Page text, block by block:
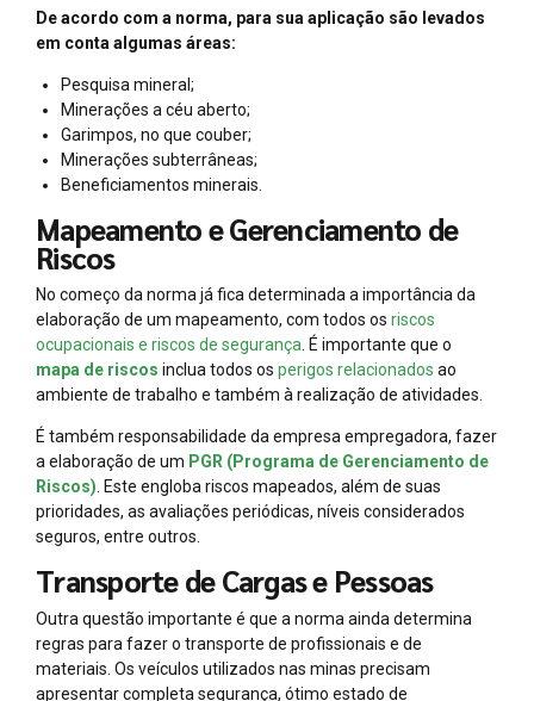
De acordo com a norma, para sua aplicação são levados
em conta algumas áreas:
Pesquisa mineral;
Minerações a céu aberto;
Garimpos, no que couber;
Minerações subterrâneas;
Beneficiamentos minerais.
Mapeamento e Gerenciamento de
Riscos
No começo da norma já fica determinada a importância da
elaboração de um mapeamento, com todos os riscos
ocupacionais e riscos de segurança. É importante que o
mapa de riscos inclua todos os perigos relacionados ao
ambiente de trabalho e também à realização de atividades.
É também responsabilidade da empresa empregadora, fazer
a elaboração de um PGR (Programa de Gerenciamento de
Riscos). Este engloba riscos mapeados, além de suas
prioridades, as avaliações periódicas, níveis considerados
seguros, entre outros.
Transporte de Cargas e Pessoas
Outra questão importante é que a norma ainda determina
regras para fazer o transporte de profissionais e de
materiais. Os veículos utilizados nas minas precisam
apresentar completa segurança, ótimo estado de